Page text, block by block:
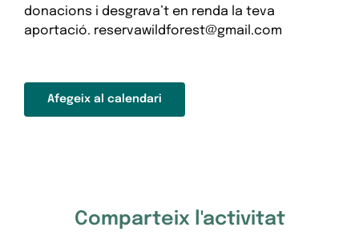
donacions i desgrava’t en renda la teva
aportació. reservawildforest@gmail.com
Afegeix al calendari
Comparteix l'activitat